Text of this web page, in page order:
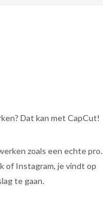
Dat kan met CapCut!
zoals een echte pro.
of Instagram, je vindt op
te gaan.